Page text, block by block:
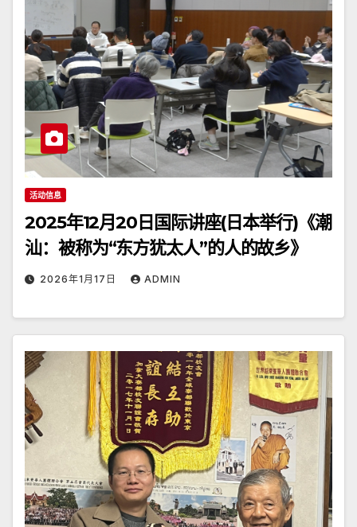
活动信息
2025年12月20日国际讲座(日本举行)《潮
汕：被称为“东方犹太人”的人的故乡》
2026年1月17日 ADMIN